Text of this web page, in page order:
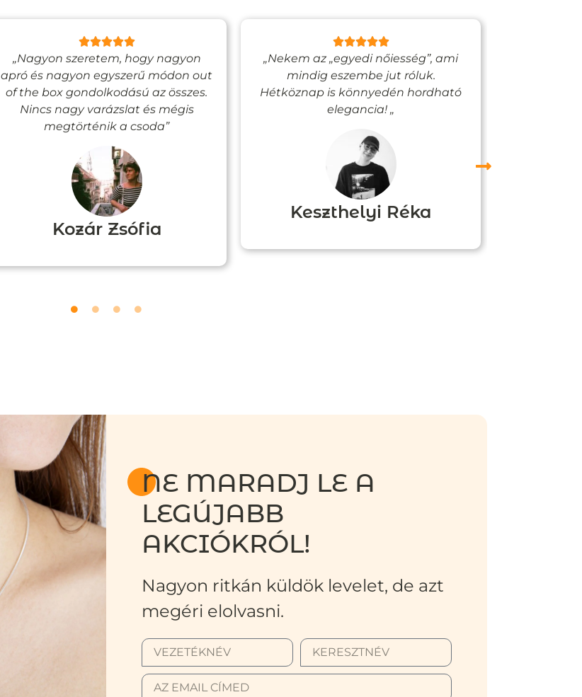
„Nagyon szeretem, hogy nagyon
apró és nagyon egyszerű módon out
of the box gondolkodású az összes.
Nincs nagy varázslat és mégis
megtörténik a csoda”
Kozár Zsófia
„Nekem az „egyedi nőiesség”, ami
mindig eszembe jut róluk.
Hétköznap is könnyedén hordható
elegancia! „
Keszthelyi Réka
NE MARADJ LE A
LEGÚJABB
AKCIÓKRÓL!
Nagyon ritkán küldök levelet, de azt
megéri elolvasni.